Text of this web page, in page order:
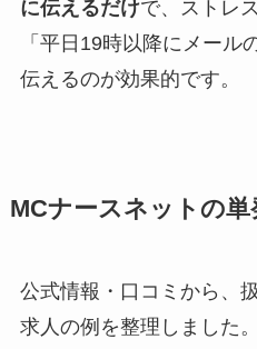
に伝えるだけで、ストレ
「平日19時以降にメール
伝えるのが効果的です。
MCナースネットの単
公式情報・口コミから、
求人の例を整理しました